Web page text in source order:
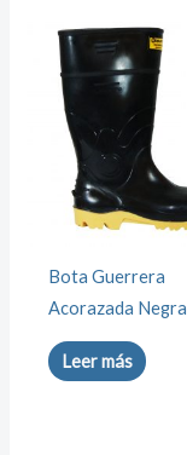
Bota Guerrera
Acorazada Negra
Leer más